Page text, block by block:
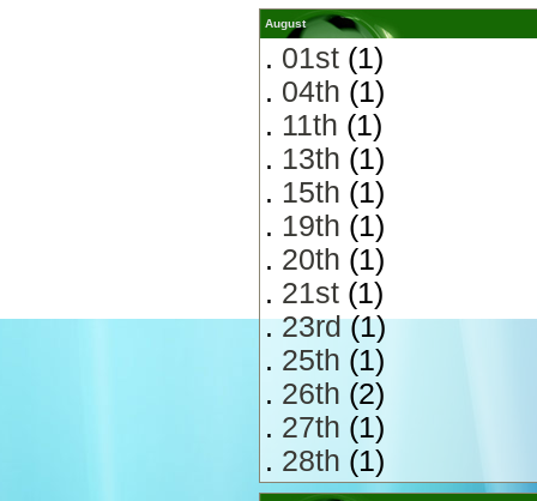
August
. 01st (1)
. 04th (1)
. 11th (1)
. 13th (1)
. 15th (1)
. 19th (1)
. 20th (1)
. 21st (1)
.23rd(1)
. 25th (1)
. 26th (2)
. 27th (1)
. 28th (1)